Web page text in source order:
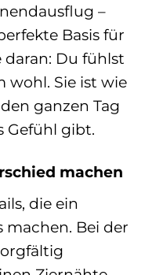
–
Basis für
daran: Du fühlst
Sie ist wie
ganzen Tag
Gefühl gibt.
machen
die ein
machen. Bei der